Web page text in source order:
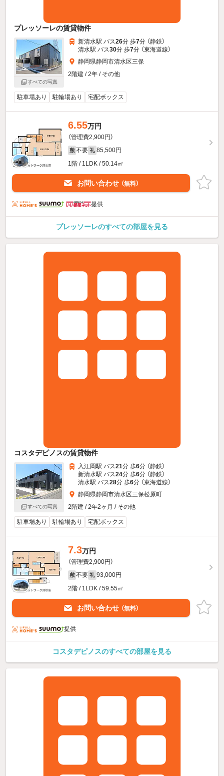
プレッソーレの賃貸物件
すべての写真
新清水駅 バス26分 歩7分 （静鉄）
清水駅 バス30分 歩7分 （東海道線）
静岡県静岡市清水区三保
2階建 / 2年 / その他
駐車場あり 駐輪場あり 宅配ボックス
6.55万円
（管理費2,900円）
敷 不要 礼 85,500円
1階 / 1LDK / 50.14㎡
お問い合わせ （無料）
提供
プレッソーレのすべての部屋を見る
コスタデピノスの賃貸物件
すべての写真
入江岡駅 バス21分 歩6分 （静鉄）
新清水駅 バス24分 歩6分 （静鉄）
清水駅 バス28分 歩6分 （東海道線）
静岡県静岡市清水区三保松原町
2階建 / 2年2ヶ月 / その他
駐車場あり 駐輪場あり 宅配ボックス
7.3万円
（管理費2,900円）
敷 不要 礼 93,000円
2階 / 1LDK / 59.55㎡
お問い合わせ （無料）
提供
コスタデピノスのすべての部屋を見る